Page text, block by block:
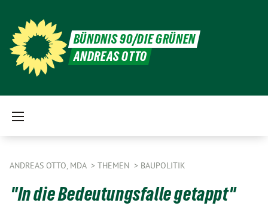
BÜNDNIS 90/DIE GRÜNEN
ANDREAS OTTO
ANDREAS OTTO, MDA THEMEN BAUPOLITIK
"In die Bedeutungsfalle getappt"